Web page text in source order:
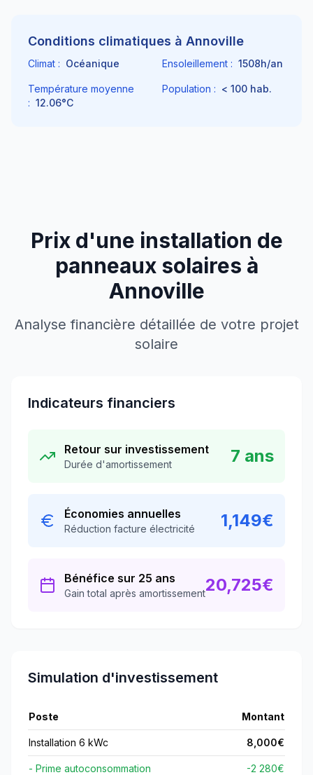
Conditions climatiques à Annoville
Climat : Océanique Ensoleillement : 1508h/an
Température moyenne
: 12.06°C
Population : < 100 hab.
Prix d'une installation de
panneaux solaires à
Annoville
Analyse financière détaillée de votre projet
solaire
Indicateurs financiers
Retour sur investissement
Durée d'amortissement 7 ans
Économies annuelles
Réduction facture électricité 1,149€
Bénéfice sur 25 ans
Gain total après amortissement20,725€
Simulation d'investissement
Poste Montant
Installation 6 kWc 8,000€
- Prime autoconsommation -2 280€